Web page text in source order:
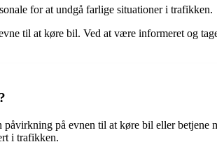
for at undgå farlige situationer i trafikken.
til at køre bil. Ved at være informeret og
på evnen til at køre bil eller betjene
i trafikken.